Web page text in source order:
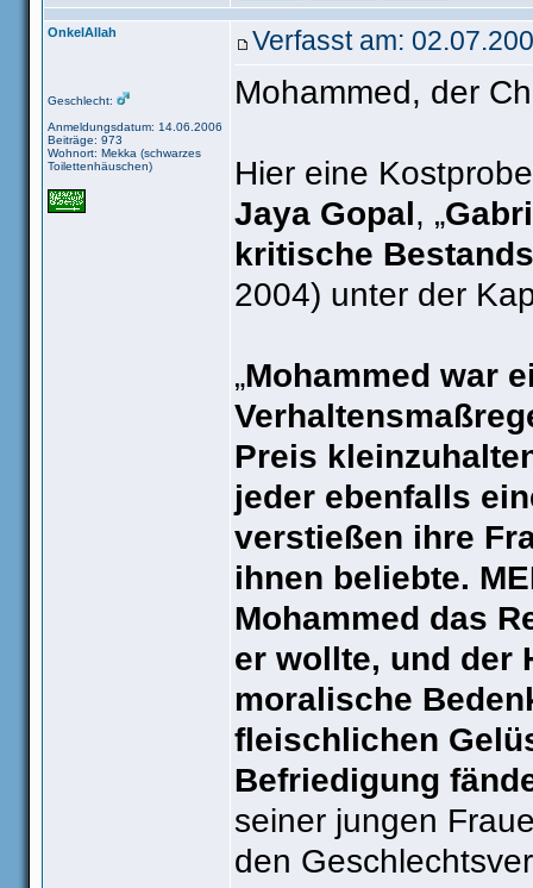
OnkelAllah
Geschlecht:
Anmeldungsdatum: 14.06.2006
Beiträge: 973
Wohnort: Mekka (schwarzes
Toilettenhäuschen)
Verfasst am:
Mohammed, der
Hier eine
Jaya Gopal, „
kritische
2004) unter der
„Mohammed war
Preis
jeder ebenfalls
verstießen ihre
ihnen beliebte.
Mohammed das
er wollte, und der
moralische
fleischlichen
Befriedigung
seiner jungen
den